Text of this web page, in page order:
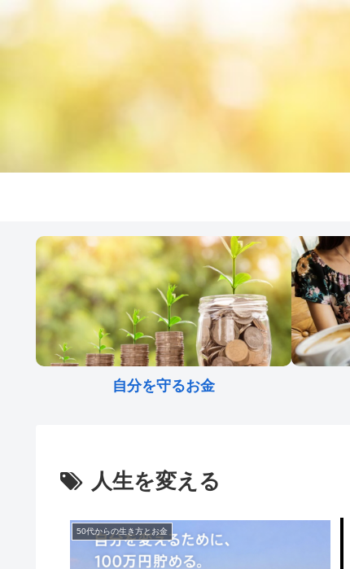
自分を守るお金
人生を変える
50代からの生き方とお金